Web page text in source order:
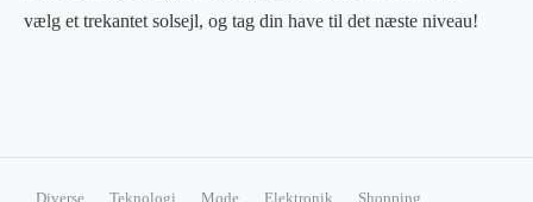
vælg et trekantet solsejl, og tag din have til det næste niveau!
Diverse Teknologi Mode Elektronik Shopping